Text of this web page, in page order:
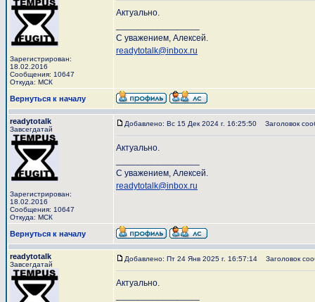
Зарегистрирован:
18.02.2016
Сообщения: 10647
Откуда: МСК
Актуально.
С уважением, Алексей.
readytotalk@inbox.ru
Вернуться к началу
readytotalk
Завсегдатай
Зарегистрирован:
18.02.2016
Сообщения: 10647
Откуда: МСК
Добавлено: Вс 15 Дек 2024 г. 16:25:50 Заголовок
Актуально.
С уважением, Алексей.
readytotalk@inbox.ru
Вернуться к началу
readytotalk
Завсегдатай
Добавлено: Пт 24 Янв 2025 г. 16:57:14 Заголовок
Актуально.